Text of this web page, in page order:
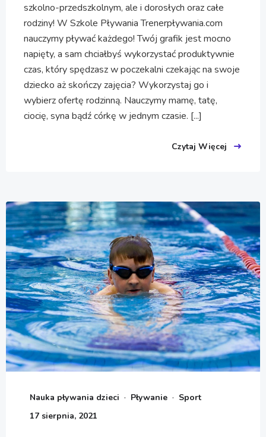
szkolno-przedszkolnym, ale i dorosłych oraz całe
rodziny! W Szkole Pływania Trenerpływania.com
nauczymy pływać każdego! Twój grafik jest mocno
napięty, a sam chciałbyś wykorzystać produktywnie
czas, który spędzasz w poczekalni czekając na swoje
dziecko aż skończy zajęcia? Wykorzystaj go i
wybierz ofertę rodzinną. Nauczymy mamę, tatę,
ciocię, syna bądź córkę w jednym czasie. [...]
Czytaj Więcej
Nauka pływania dzieci · Pływanie · Sport
17 sierpnia, 2021